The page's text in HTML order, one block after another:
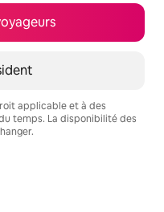
applicable et à des
temps. La disponibilité des